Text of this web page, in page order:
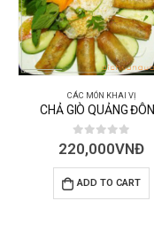
CÁC MÓN KHAI VỊ
CHẢ GIÒ QUẢNG
0out of 5
220,000VNĐ
ADD TO CART